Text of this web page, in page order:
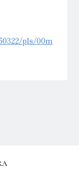
pls/00m